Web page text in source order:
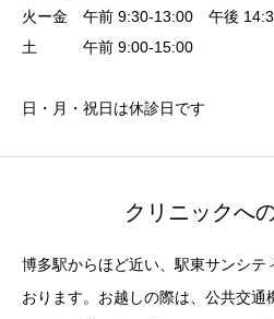
火ー金 午前 9:30-13:00 午後
土 午前 9:00-15:00
日・月・祝日は休診日です
クリニックへ
博多駅からほど近い、駅東サンシテ
おります。お越しの際は、公共交通